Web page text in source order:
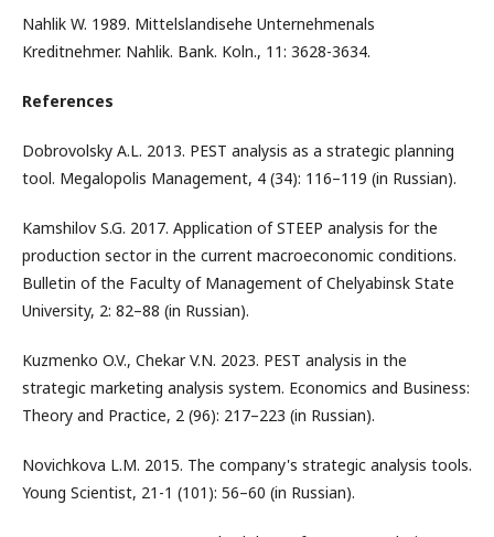
Nahlik W. 1989. Mittelslandisehe Unternehmenals
Kreditnehmer. Nahlik. Bank. Koln., 11: 3628-3634.
References
Dobrovolsky A.L. 2013. PEST analysis as a strategic planning
tool. Megalopolis Management, 4 (34): 116–119 (in Russian).
Kamshilov S.G. 2017. Application of STEEP analysis for the
production sector in the current macroeconomic conditions.
Bulletin of the Faculty of Management of Chelyabinsk State
University, 2: 82–88 (in Russian).
Kuzmenko O.V., Chekar V.N. 2023. PEST analysis in the
strategic marketing analysis system. Economics and Business:
Theory and Practice, 2 (96): 217–223 (in Russian).
Novichkova L.M. 2015. The company's strategic analysis tools.
Young Scientist, 21-1 (101): 56–60 (in Russian).